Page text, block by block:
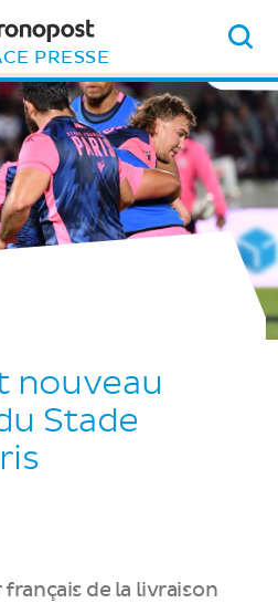
PRESSE
nouveau
Stade
de la livraison